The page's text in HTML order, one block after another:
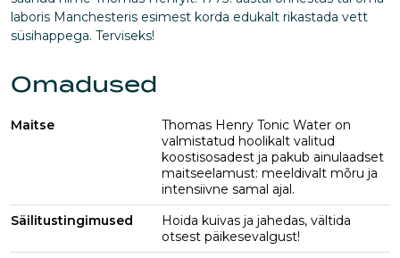
laboris Manchesteris esimest korda edukalt rikastada vett
süsihappega. Terviseks!
Omadused
Maitse
Thomas Henry Tonic Water on
valmistatud hoolikalt valitud
koostisosadest ja pakub ainulaadset
maitseelamust: meeldivalt mõru ja
intensiivne samal ajal.
Säilitustingimused
Hoida kuivas ja jahedas, vältida
otsest päikesevalgust!